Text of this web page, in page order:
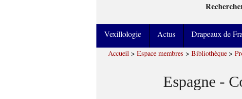
Vexillologie Actus Drapeaux de
Accueil > Espace membres > Bibliothèque >
Espagne -